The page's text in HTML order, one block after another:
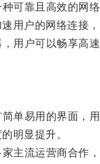
靠且高效的网络
用户的网络连接，
户可以畅享高速
易用的界面，用
明显提升。
流运营商合作，